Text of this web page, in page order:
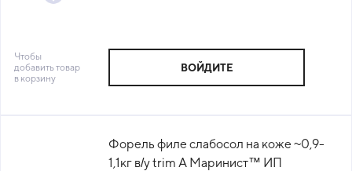
Чтобы
добавить товар
в корзину
ВОЙДИТЕ
Форель филе слабосол на коже ~0,9-
1,1кг в/у trim А Маринист™ ИП